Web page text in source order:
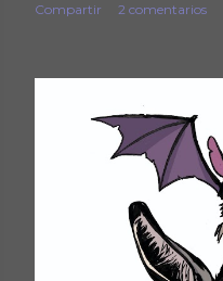
Compartir 2 comentarios